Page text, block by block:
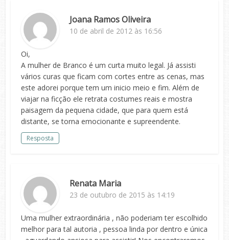
Joana Ramos Oliveira
10 de abril de 2012 às 16:56
Oi,
A mulher de Branco é um curta muito legal. Já assisti
vários curas que ficam com cortes entre as cenas, mas
este adorei porque tem um inicio meio e fim. Além de
viajar na ficção ele retrata costumes reais e mostra
paisagem da pequena cidade, que para quem está
distante, se torna emocionante e supreendente.
Resposta
Renata Maria
23 de outubro de 2015 às 14:19
Uma mulher extraordinária , não poderiam ter escolhido
melhor para tal autoria , pessoa linda por dentro e única